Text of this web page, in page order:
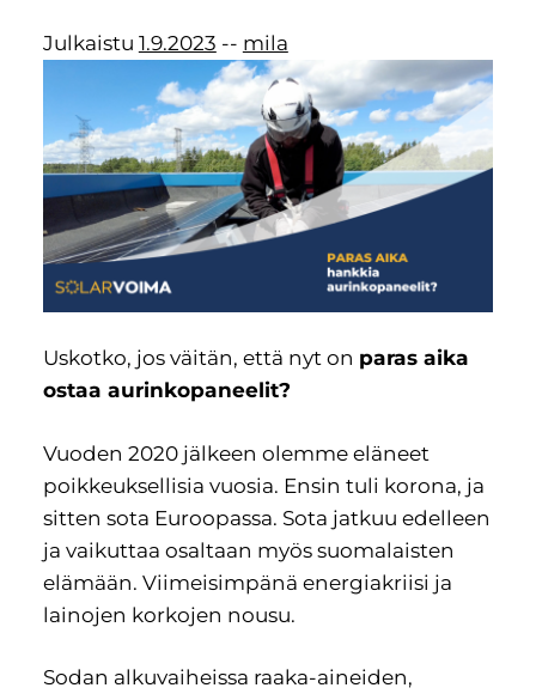
Julkaistu 1.9.2023 -- mila
Uskotko, jos väitän, että nyt on paras aika
ostaa aurinkopaneelit?
Vuoden 2020 jälkeen olemme eläneet
poikkeuksellisia vuosia. Ensin tuli korona, ja
sitten sota Euroopassa. Sota jatkuu edelleen
ja vaikuttaa osaltaan myös suomalaisten
elämään. Viimeisimpänä energiakriisi ja
lainojen korkojen nousu.
Sodan alkuvaiheissa raaka-aineiden,